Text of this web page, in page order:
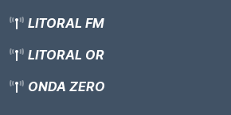
LITORAL FM
LITORAL OR
ONDA ZERO